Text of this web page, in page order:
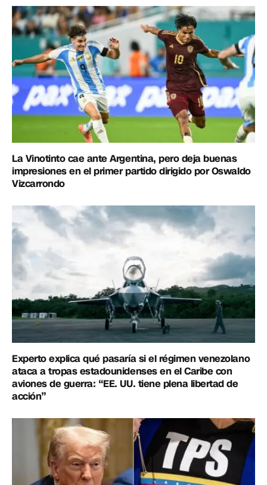
La Vinotinto cae ante Argentina, pero deja buenas
impresiones en el primer partido dirigido por Oswaldo
Vizcarrondo
Experto explica qué pasaría si el régimen venezolano
ataca a tropas estadounidenses en el Caribe con
aviones de guerra: “EE. UU. tiene plena libertad de
acción”